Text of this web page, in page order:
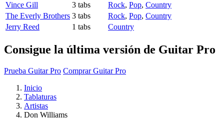
Vince Gill
3 tabs Rock, Pop, Country
The Everly Brothers 3 tabs Rock, Pop, Country
Jerry Reed
1 tabs Country
Consigue la última versión de Guitar Pro
Prueba Guitar Pro Comprar Guitar Pro
Inicio
Tablaturas
Artistas
Don Williams